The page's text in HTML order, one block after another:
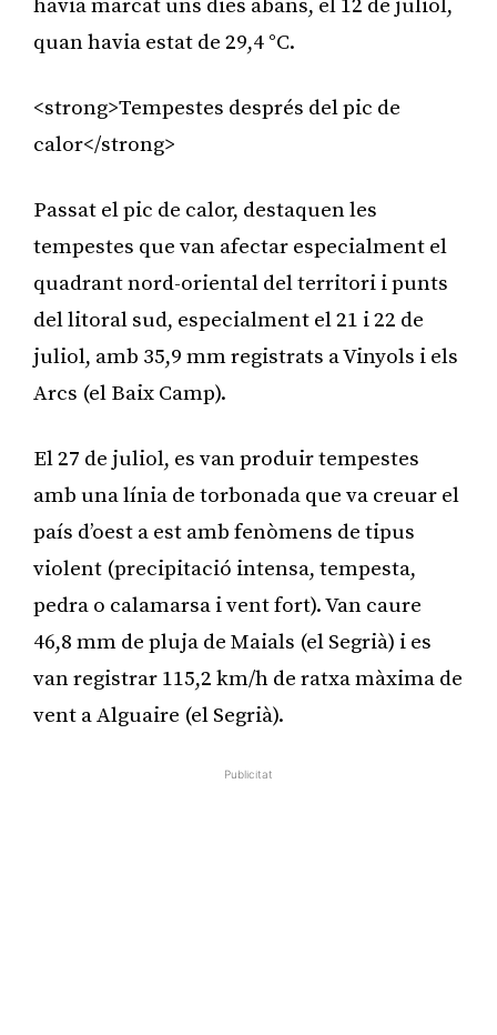
havia marcat uns dies abans, el 12 de juliol,
quan havia estat de 29,4 °C.
<strong>Tempestes després del pic de
calor</strong>
Passat el pic de calor, destaquen les
tempestes que van afectar especialment el
quadrant nord-oriental del territori i punts
del litoral sud, especialment el 21 i 22 de
juliol, amb 35,9 mm registrats a Vinyols i els
Arcs (el Baix Camp).
El 27 de juliol, es van produir tempestes
amb una línia de torbonada que va creuar el
país d’oest a est amb fenòmens de tipus
violent (precipitació intensa, tempesta,
pedra o calamarsa i vent fort). Van caure
46,8 mm de pluja de Maials (el Segrià) i es
van registrar 115,2 km/h de ratxa màxima de
vent a Alguaire (el Segrià).
Publicitat